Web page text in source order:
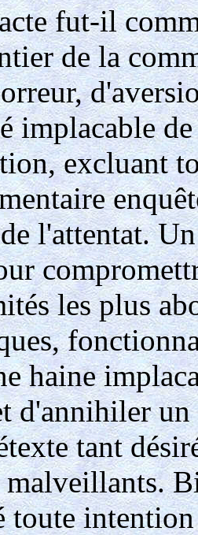
fut-il
de la
implacable
excluant
l'attentat.
les plus
haine
d'annihiler
tant
malveillants.
toute